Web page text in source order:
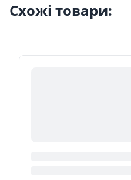
Схожі товари: